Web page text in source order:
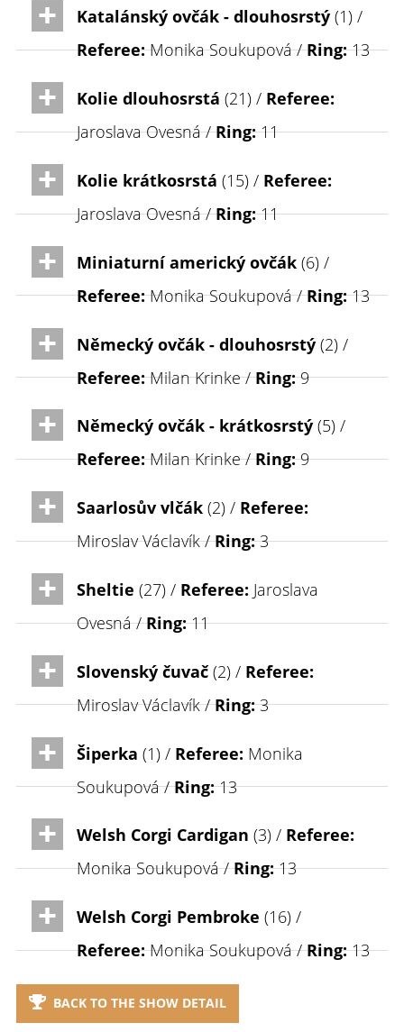
Katalánský ovčák - dlouhosrstý (1) /
Referee:Monika Soukupová /Ring:13
Kolie dlouhosrstá (21) / Referee:
Jaroslava Ovesná /Ring:11
Kolie krátkosrstá (15) / Referee:
Jaroslava Ovesná /Ring:11
Miniaturní americký ovčák (6) /
Referee:Monika Soukupová /Ring:13
Německý ovčák - dlouhosrstý (2) /
Referee:Milan Krinke /Ring:9
Německý ovčák - krátkosrstý (5) /
Referee:Milan Krinke /Ring:9
Saarlosův vlčák (2) / Referee:
Miroslav Václavík /Ring:3
Sheltie (27) / Referee: Jaroslava
Ovesná /Ring:11
Slovenský čuvač(2) / Referee:
Miroslav Václavík /Ring:3
Šiperka (1) / Referee: Monika
Soukupová /Ring:13
Welsh Corgi Cardigan (3) / Referee:
Monika Soukupová /Ring:13
Welsh Corgi Pembroke (16) /
Referee:Monika Soukupová /Ring:13
BACK TO THE SHOW DETAIL